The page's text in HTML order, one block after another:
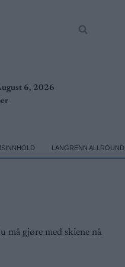
6, 2026
LANGRENN ALLROUND